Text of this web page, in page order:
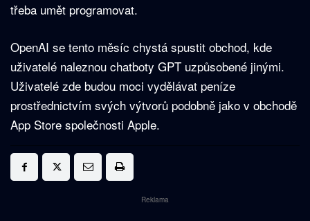
třeba umět programovat.
OpenAI se tento měsíc chystá spustit obchod, kde
uživatelé naleznou chatboty GPT uzpůsobené jinými.
Uživatelé zde budou moci vydělávat peníze
prostřednictvím svých výtvorů podobně jako v obchodě
App Store společnosti Apple.
Reklama